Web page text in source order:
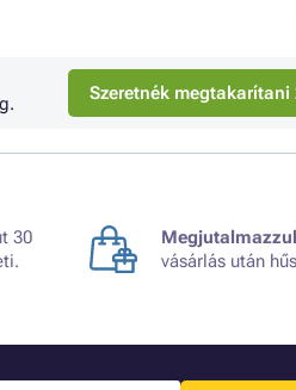
Szeretnék megtakarítani
30
vásárlás után